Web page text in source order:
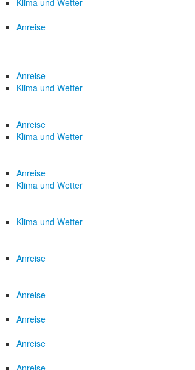
Klima und Wetter
Anreise
Anreise
Klima und Wetter
Anreise
Klima und Wetter
Anreise
Klima und Wetter
Klima und Wetter
Anreise
Anreise
Anreise
Anreise
Anreise